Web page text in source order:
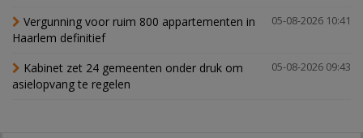
05-08-2026 10:41
Vergunning voor ruim 800 appartementen in
Haarlem definitief
05-08-2026 09:43
Kabinet zet 24 gemeenten onder druk om
asielopvang te regelen